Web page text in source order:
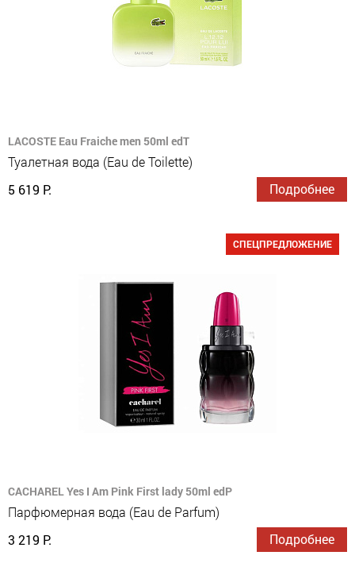
LACOSTE Eau Fraiche men 50ml edT
Туалетная вода (Eau de Toilette)
5 619 Р.
Подробнее
СПЕЦПРЕДЛОЖЕНИЕ
CACHAREL Yes I Am Pink First lady 50ml edP
Парфюмерная вода (Eau de Parfum)
3 219 Р.
Подробнее